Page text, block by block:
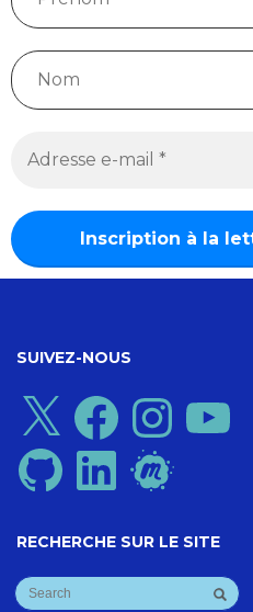
SUIVEZ-NOUS
X FacebookInstagram
GitHub LinkedIn Meetup
RECHERCHE SUR LE SITE